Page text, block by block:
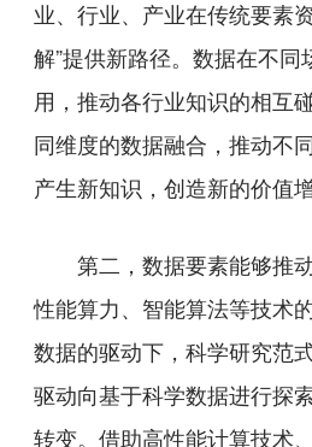
业、行业、产业在传统要素
解”提供新路径。数据在不同
用，推动各行业知识的相互
同维度的数据融合，推动不
产生新知识，创造新的价值增
第二，数据要素能够推
性能算力、智能算法等技术
数据的驱动下，科学研究范
驱动向基于科学数据进行探
转变。借助高性能计算技术